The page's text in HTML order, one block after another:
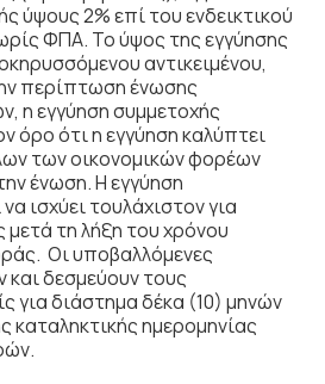
ύψους 2% επί του ενδεικτικού
ΦΠΑ. Το ύψος της εγγύησης
αντικειμένου,
περίπτωση ένωσης
η εγγύηση συμμετοχής
όρο ότι η εγγύηση καλύπτει
των οικονομικών φορέων
ένωση. Η εγγύηση
ισχύει τουλάχιστον για
μετά τη λήξη του χρόνου
Οι υποβαλλόμενες
δεσμεύουν τους
για διάστημα δέκα (10) μηνών
καταληκτικής ημερομηνίας